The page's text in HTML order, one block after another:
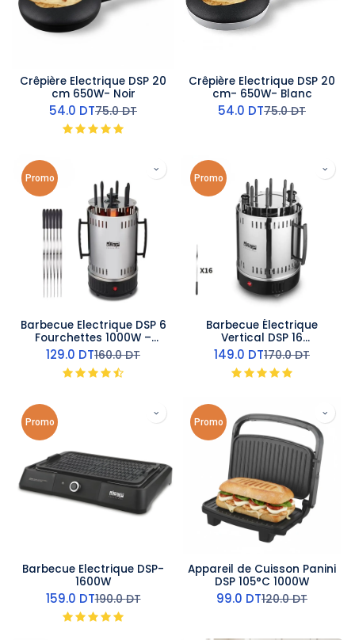
Crêpière Electrique DSP 20
cm 650W- Noir
54.0 DT75.0DT
Crêpière Electrique DSP 20
cm- 650W- Blanc
54.0 DT75.0DT
Promo
Barbecue Electrique DSP 6
Fourchettes 1000W –
Rotation Automatique
129.0 DT160.0DT
Promo
Barbecue Électrique
Vertical DSP 16
Fourchettes 1500W –
Rotation Automatique
149.0 DT170.0DT
Promo
Barbecue Electrique DSP-
1600W
159.0 DT190.0DT
Promo
Appareil de Cuisson Panini
DSP 105°C 1000W
99.0 DT120.0DT